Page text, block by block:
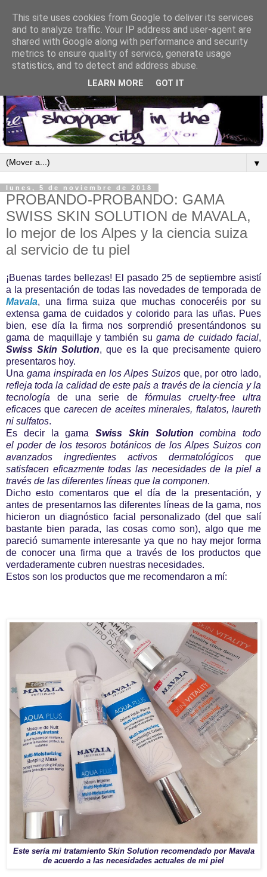
▼
lunes, 5 de noviembre de 2018
PROBANDO-PROBANDO: GAMA
SWISS SKIN SOLUTION de MAVALA,
lo mejor de los Alpes y la ciencia suiza
al servicio de tu piel
¡Buenas tardes bellezas! El pasado 25 de septiembre asistí
a la presentación de todas las novedades de temporada de
Mavala, una firma suiza que muchas conoceréis por su
extensa gama de cuidados y colorido para las uñas. Pues
bien, ese día la firma nos sorprendió presentándonos su
gama de maquillaje y también su gama de cuidado facial,
Swiss Skin Solution, que es la que precisamente quiero
presentaros hoy.
Una gama inspirada en los Alpes Suizosque, por otro lado,
refleja toda la calidad de este país a través de la ciencia y la
tecnología de una serie de fórmulas cruelty-free ultra
eficaces que carecen de aceites minerales, ftalatos, laureth
ni sulfatos.
Es decir la gama Swiss Skin Solution
combina todo
el poder de los tesoros botánicos de los Alpes Suizos con
avanzados ingredientes activos dermatológicos que
satisfacen eficazmentetodas las necesidades de la piel a
través de las diferentes líneas que la componen.
Dicho esto comentaros que el día de la presentación, y
antes de presentarnos las diferentes líneas de la gama, nos
hicieron un diagnóstico facial personalizado (del que salí
bastante bien parada, las cosas como son), algo que me
pareció sumamente interesante ya que no hay mejor forma
de conocer una firma que a través de los productos que
verdaderamente cubren nuestras necesidades.
Estos son los productos que me recomendaron a mí:
Este sería mi tratamiento Skin Solution recomendado por Mavala
de acuerdo a las necesidades actuales de mi piel
This site uses cookies from Google to deliver its services
and to analyze traffic. Your IP address and user-agent are
shared with Google along with performance and security
metrics to ensure quality of service, generate usage
statistics, and to detect and address abuse.
LEARN MORE GOT IT